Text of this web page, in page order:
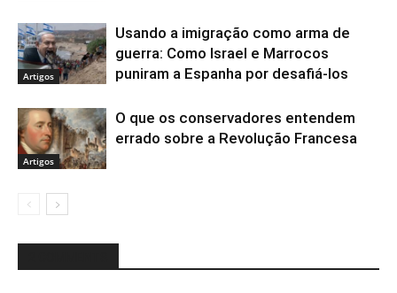
Artigos
Usando a imigração como arma de
guerra: Como Israel e Marrocos
puniram a Espanha por desafiá-los
Artigos
O que os conservadores entendem
errado sobre a Revolução Francesa